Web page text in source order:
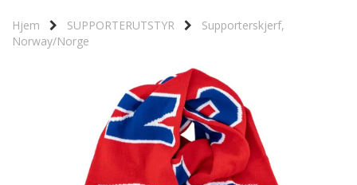
Hjem SUPPORTERUTSTYR
Supporterskjerf,
Norway/Norge